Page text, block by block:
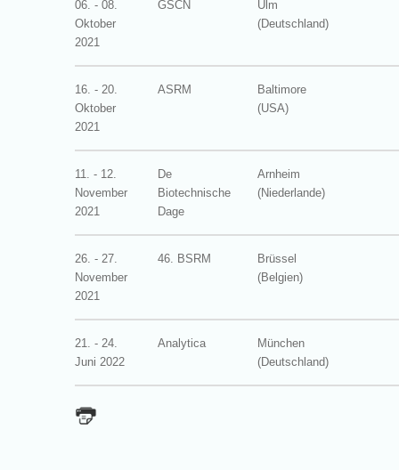
06. - 08.
Oktober
2021
GSCN
Ulm
(Deutschland)
16. - 20.
Oktober
2021
ASRM
Baltimore
(USA)
11. - 12.
November
2021
De
Biotechnische
Dage
Arnheim
(Niederlande)
26. - 27.
November
2021
46. BSRM
Brüssel
(Belgien)
21. - 24.
Juni 2022
Analytica
München
(Deutschland)